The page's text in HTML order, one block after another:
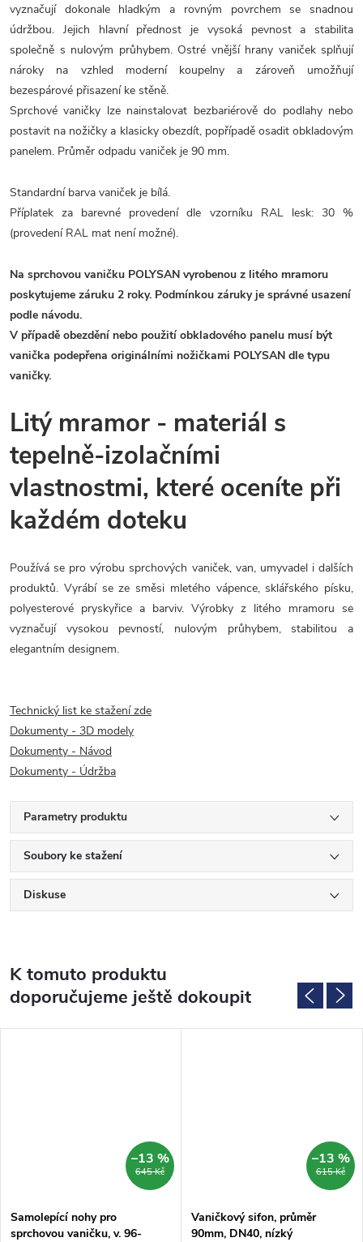
vyznačují dokonale hladkým a rovným povrchem se snadnou
údržbou. Jejich hlavní přednost je vysoká pevnost a stabilita
společně s nulovým průhybem. Ostré vnější hrany vaniček splňují
nároky na vzhled moderní koupelny a zároveň umožňují
bezespárové přisazení ke stěně.
Sprchové vaničky lze nainstalovat bezbariérově do podlahy nebo
postavit na nožičky a klasicky obezdít, popřípadě osadit obkladovým
panelem. Průměr odpadu vaniček je 90 mm.
Standardní barva vaniček je bílá.
Příplatek za barevné provedení dle vzorníku RAL lesk: 30 %
(provedení RAL mat není možné).
Na sprchovou vaničku POLYSAN vyrobenou z litého mramoru
poskytujeme záruku 2 roky. Podmínkou záruky je správné usazení
podle návodu.
V případě obezdění nebo použití obkladového panelu musí být
vanička podepřena originálními nožičkami POLYSAN dle typu
vaničky.
Litý mramor - materiál s
tepelně-izolačními
vlastnostmi, které oceníte při
každém doteku
Používá se pro výrobu sprchových vaniček, van, umyvadel i dalších
produktů. Vyrábí se ze směsi mletého vápence, sklářského písku,
polyesterové pryskyřice a barviv. Výrobky z litého mramoru se
vyznačují vysokou pevností, nulovým průhybem, stabilitou a
elegantním designem.
Technický list ke stažení zde
Dokumenty - 3D modely
Dokumenty - Návod
Dokumenty - Údržba
Parametry produktu
Soubory ke stažení
Diskuse
K tomuto produktu
doporučujeme ještě dokoupit
645 Kč
–13 %
Samolepící nohy pro
sprchovou vaničku, v. 96-
615 Kč
–13 %
Vaničkový sifon, průměr
90mm, DN40, nízký